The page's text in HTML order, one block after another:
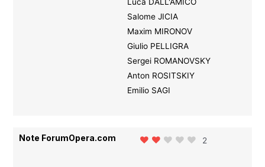
Salome JICIA
Maxim MIRONOV
Giulio PELLIGRA
Sergei ROMANOVSKY
Anton ROSITSKIY
Emilio SAGI
Note ForumOpera.com 2